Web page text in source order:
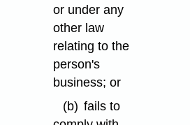
or under any
other law
relating to the
person's
business; or
(b) fails to